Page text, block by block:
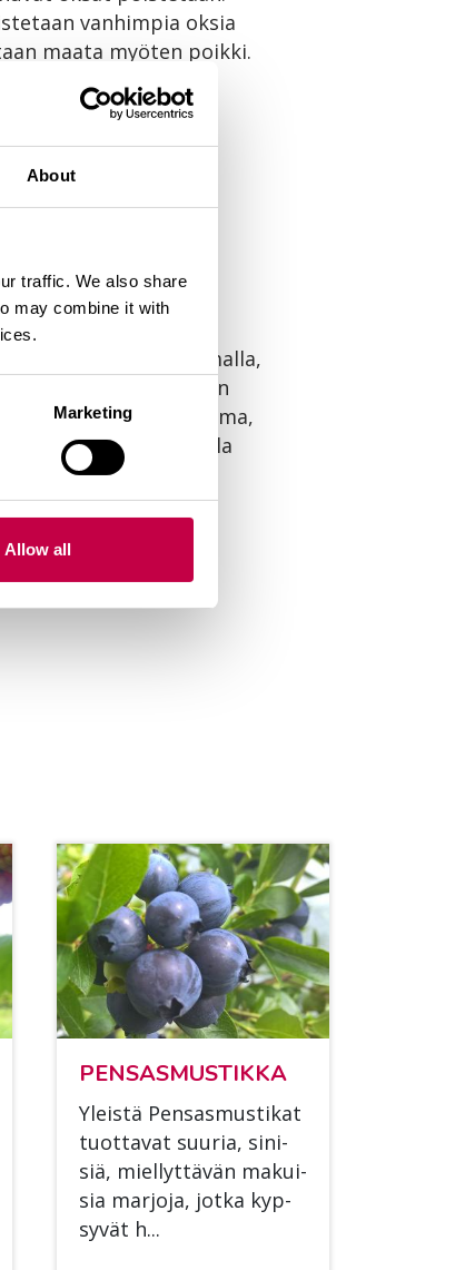
About
traffic. We also share
may combine it with
Marketing
Allow all
vanhimpia oksia
maata myöten poikki.
sekä
ne poistetaan.
aikana. Joka
siistitään harventamalla,
Kerralla voidaan
vuohenkuusama,
leikataan kerralla
PEN­SAS­MUS­TIK­KA
Yleis­tä Pen­sas­mus­ti­kat
tuot­ta­vat suu­ria, si­ni­
siä, miel­lyt­tä­vän ma­kui­
sia mar­jo­ja, jot­ka kyp­
sy­vät h...